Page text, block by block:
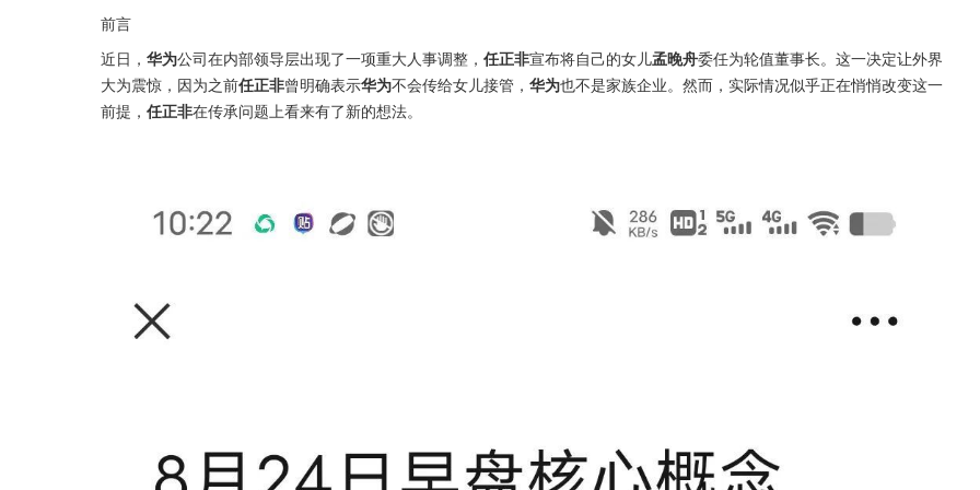
前言
近日， 华为公司在内部领导层出现了一项重大人事调整， 任正非宣布将自己的女儿孟晚舟委任为轮值董事长。这一决定让外界
大为震惊，因为之前任正非曾明确表示华为不会传给女儿接管， 华为也不是家族企业。然而，实际情况似乎正在悄悄改变这一
前提， 任正非在传承问题上看来有了新的想法。